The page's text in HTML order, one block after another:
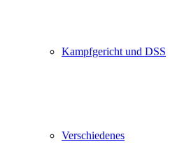
Kampfgericht und DSS
Verschiedenes